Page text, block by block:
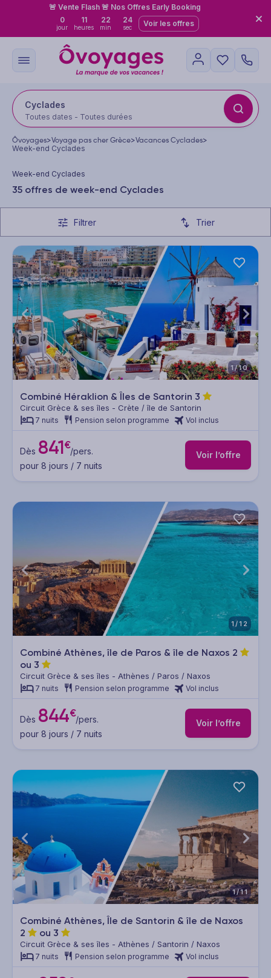
🚨 Vente Flash 🚨 Nos Offres Early Booking
0
jour
11
heures
22
min
22
sec Voir les offres
Cyclades
Toutes dates - Toutes durées
Ôvoyages>Voyage pas cher Grèce>Vacances Cyclades>
Week-end Cyclades
Week-end Cyclades
35 offres de week-end Cyclades
Filtrer Trier
1/10
Combiné Héraklion & Îles de Santorin 3
Circuit Grèce & ses îles - Crète / île de Santorin
7 nuits Pension selon programme Vol inclus
Dès 841€/pers.
pour 8 jours / 7 nuits
Voir l’offre
1/12
Combiné Athènes, île de Paros & île de Naxos 2
ou 3
Circuit Grèce & ses îles - Athènes / Paros / Naxos
7 nuits Pension selon programme Vol inclus
Dès 844€/pers.
pour 8 jours / 7 nuits
Voir l’offre
1/11
Combiné Athènes, Île de Santorin & île de Naxos
2
ou 3
Circuit Grèce & ses îles - Athènes / Santorin / Naxos
7 nuits Pension selon programme Vol inclus